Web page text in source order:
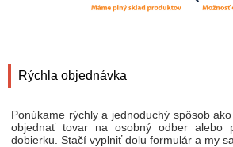
Rýchla objednávka
Ponúkame rýchly a jednoduchý spôsob
objednať tovar na osobný odber alebo
dobierku. Stačí vyplniť dolu formulár a my